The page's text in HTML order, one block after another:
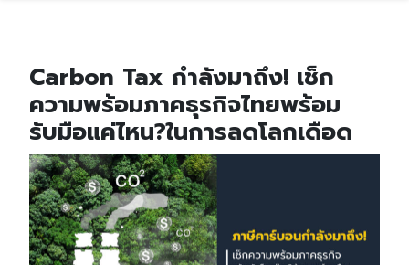
Carbon Tax กำลังมาถึง! เช็ก
ความพร้อมภาคธุรกิจไทยพร้อม
รับมือแค่ไหน?ในการลดโลกเดือด